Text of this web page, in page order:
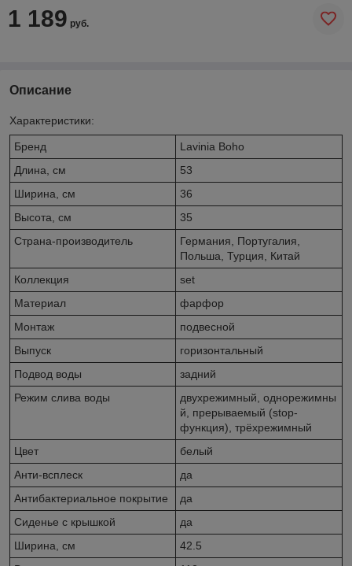
1 189 руб.
Описание
Характеристики:
Бренд
Lavinia Boho
Длина, см
53
Ширина, см
36
Высота, см
35
Страна-производитель
Германия, Португалия,
Польша, Турция, Китай
Коллекция
set
Материал
фарфор
Монтаж
подвесной
Выпуск
горизонтальный
Подвод воды
задний
Режим слива воды
двухрежимный, однорежимны
й, прерываемый (stop-
функция), трёхрежимный
Цвет
белый
Анти-всплеск
да
Антибактериальное покрытие
да
Сиденье c крышкой
да
Ширина, см
42.5